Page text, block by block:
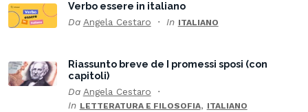
Verbo essere in italiano
Da Angela Cestaro In ITALIANO
Riassunto breve de I promessi sposi (con
capitoli)
Da Angela Cestaro
In LETTERATURA E FILOSOFIA, ITALIANO